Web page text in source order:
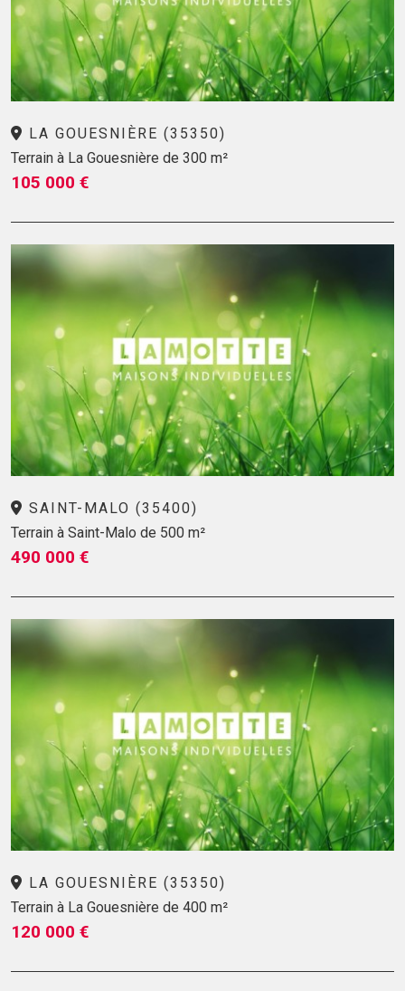
LA GOUESNIÈRE (35350)
Terrain à La Gouesnière de 300 m²
105 000 €
SAINT-MALO (35400)
Terrain à Saint-Malo de 500 m²
490 000 €
LA GOUESNIÈRE (35350)
Terrain à La Gouesnière de 400 m²
120 000 €